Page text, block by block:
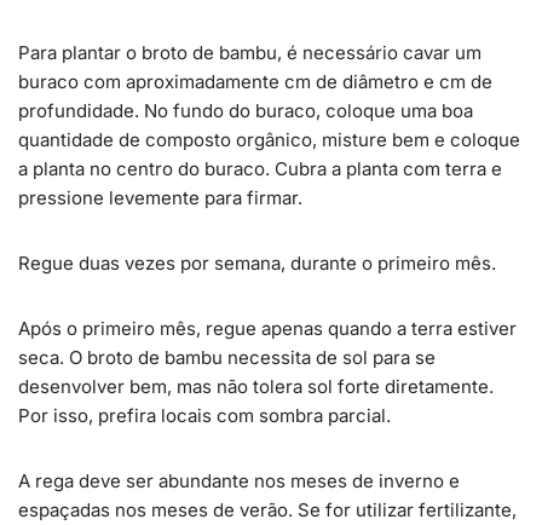
Para plantar o broto de bambu, é necessário cavar um
buraco com aproximadamente cm de diâmetro e cm de
profundidade. No fundo do buraco, coloque uma boa
quantidade de composto orgânico, misture bem e coloque
a planta no centro do buraco. Cubra a planta com terra e
pressione levemente para firmar.
Regue duas vezes por semana, durante o primeiro mês.
Após o primeiro mês, regue apenas quando a terra estiver
seca. O broto de bambu necessita de sol para se
desenvolver bem, mas não tolera sol forte diretamente.
Por isso, prefira locais com sombra parcial.
A rega deve ser abundante nos meses de inverno e
espaçadas nos meses de verão. Se for utilizar fertilizante,